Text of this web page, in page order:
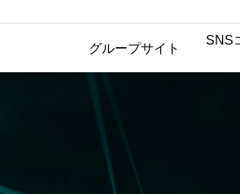
グループサイト
SNS